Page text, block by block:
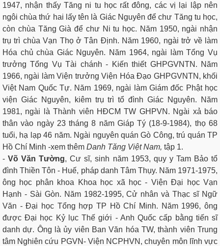
1947, nhận thấy Tăng ni tu học rất đông, các vị lại lập nên
ngôi chùa thứ hai lấy tên là Giác Nguyên để chư Tăng tu học,
còn chùa Tăng Già để chư Ni tu học. Năm 1950, ngài nhận
trụ trì chùa Vạn Thọ ở Tân Định. Năm 1960, ngài trở về làm
Hóa chủ chùa Giác Nguyên. Năm 1964, ngài làm Tổng Vụ
trưởng Tổng Vụ Tài chánh - Kiến thiết GHPGVNTN. Năm
1966, ngài làm Viện trưởng Viện Hóa Đạo GHPGVNTN, khối
Việt Nam Quốc Tự. Năm 1969, ngài làm Giám đốc Phật học
viện Giác Nguyên, kiêm trụ trì tổ đình Giác Nguyên. Năm
1981, ngài là Thành viên HĐCM TW GHPVN. Ngài xả báo
thân vào ngày 23 tháng 8 năm Giáp Tý (18-9-1984), thọ 68
tuổi, hạ lạp 46 năm. Ngài nguyên quán Gò Công, trú quán TP
Hồ Chí Minh -xem thêm Danh Tăng Việt Nam, tập 1.
-Võ Văn Tường, Cư sĩ, sinh năm 1953, quy y Tam Bảo tổ
đình Thiền Tôn - Huế, pháp danh Tâm Thụy. Năm 1971-1975,
ông học phân khoa Khoa học xã học - Viện Đại học Vạn
Hạnh - Sài Gòn. Năm 1982-1995, Cử nhân và Thạc sĩ Ngữ
Văn - Đại học Tổng hợp TP Hồ Chí Minh. Năm 1996, ông
được Đại học Kỷ lục Thế giới - Anh Quốc cấp bằng tiến sĩ
danh dự. Ông là ủy viên Ban Văn hóa TW, thành viên Trung
tâm Nghiên cứu PGVN- Viện NCPHVN, chuyên môn lĩnh vực